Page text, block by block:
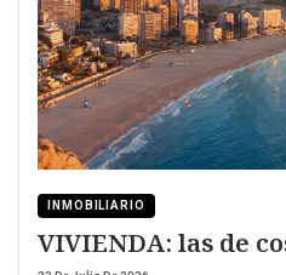
INMOBILIARIO
VIVIENDA: las de